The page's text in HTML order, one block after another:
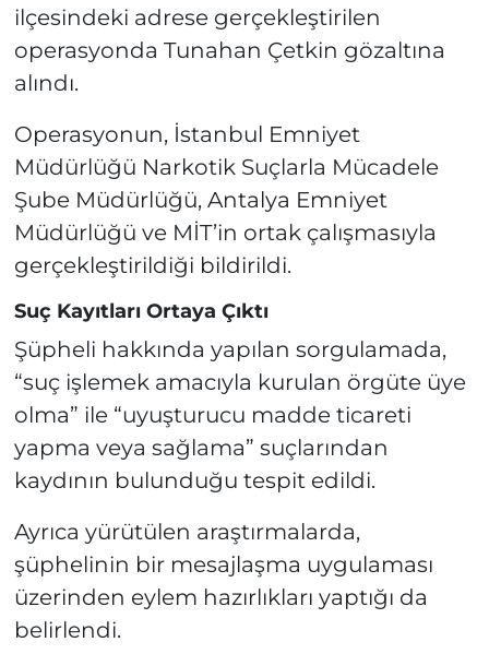
ilçesindeki adrese gerçekleştirilen
operasyonda Tunahan Çetkin gözaltına
alındı.
Operasyonun, İstanbul Emniyet
Müdürlüğü Narkotik Suçlarla Mücadele
Şube Müdürlüğü, Antalya Emniyet
Müdürlüğü ve MİT’in ortak çalışmasıyla
gerçekleştirildiği bildirildi.
Suç Kayıtları Ortaya Çıktı
Şüpheli hakkında yapılan sorgulamada,
“suç işlemek amacıyla kurulan örgüte üye
olma” ile “uyuşturucu madde ticareti
yapma veya sağlama” suçlarından
kaydının bulunduğu tespit edildi.
Ayrıca yürütülen araştırmalarda,
şüphelinin bir mesajlaşma uygulaması
üzerinden eylem hazırlıkları yaptığı da
belirlendi.